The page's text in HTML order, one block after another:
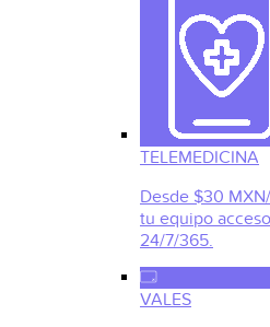
TELEMEDICINA
Desde $30
tu equipo
24/7/365.
VALES